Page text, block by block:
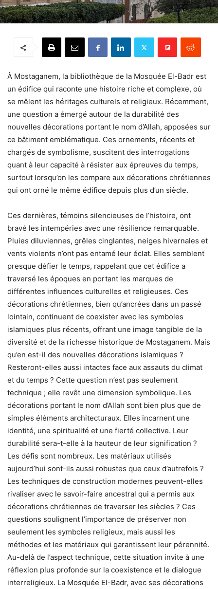
À Mostaganem, la bibliothèque de la Mosquée El-Badr est
un édifice qui raconte une histoire riche et complexe, où
se mêlent les héritages culturels et religieux. Récemment,
une question a émergé autour de la durabilité des
nouvelles décorations portant le nom d’Allah, apposées sur
ce bâtiment emblématique. Ces ornements, récents et
chargés de symbolisme, suscitent des interrogations
quant à leur capacité à résister aux épreuves du temps,
surtout lorsqu’on les compare aux décorations chrétiennes
qui ont orné le même édifice depuis plus d’un siècle.
Ces dernières, témoins silencieuses de l’histoire, ont
bravé les intempéries avec une résilience remarquable.
Pluies diluviennes, grêles cinglantes, neiges hivernales et
vents violents n’ont pas entamé leur éclat. Elles semblent
presque défier le temps, rappelant que cet édifice a
traversé les époques en portant les marques de
différentes influences culturelles et religieuses. Ces
décorations chrétiennes, bien qu’ancrées dans un passé
lointain, continuent de coexister avec les symboles
islamiques plus récents, offrant une image tangible de la
diversité et de la richesse historique de Mostaganem. Mais
qu’en est-il des nouvelles décorations islamiques ?
Resteront-elles aussi intactes face aux assauts du climat
et du temps ? Cette question n’est pas seulement
technique ; elle revêt une dimension symbolique. Les
décorations portant le nom d’Allah sont bien plus que de
simples éléments architecturaux. Elles incarnent une
identité, une spiritualité et une fierté collective. Leur
durabilité sera-t-elle à la hauteur de leur signification ?
Les défis sont nombreux. Les matériaux utilisés
aujourd’hui sont-ils aussi robustes que ceux d’autrefois ?
Les techniques de construction modernes peuvent-elles
rivaliser avec le savoir-faire ancestral qui a permis aux
décorations chrétiennes de traverser les siècles ? Ces
questions soulignent l’importance de préserver non
seulement les symboles religieux, mais aussi les
méthodes et les matériaux qui garantissent leur pérennité.
Au-delà de l’aspect technique, cette situation invite à une
réflexion plus profonde sur la coexistence et le dialogue
interreligieux. La Mosquée El-Badr, avec ses décorations